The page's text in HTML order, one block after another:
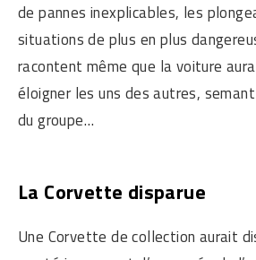
de pannes inexplicables, les
situations de plus en plus
racontent même que la voiture
éloigner les uns des autres,
du groupe…
La Corvette disparue
Une Corvette de collection aurait